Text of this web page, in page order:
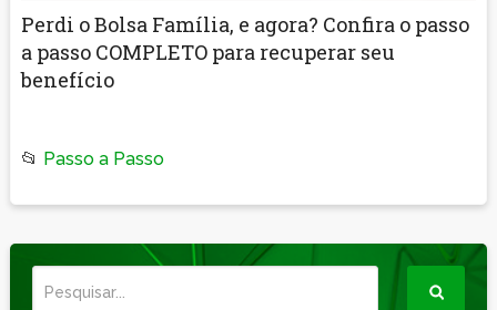
Perdi o Bolsa Família, e agora? Confira o passo
a passo COMPLETO para recuperar seu
benefício
📂 Passo a Passo